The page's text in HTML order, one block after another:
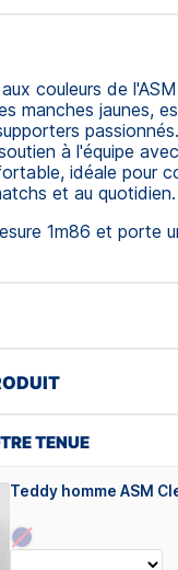
couleurs de
manches jaunes,
à l'équipe
idéale pour
et au quotidien.
1m86 et porte
TENUE
Teddy homme ASM